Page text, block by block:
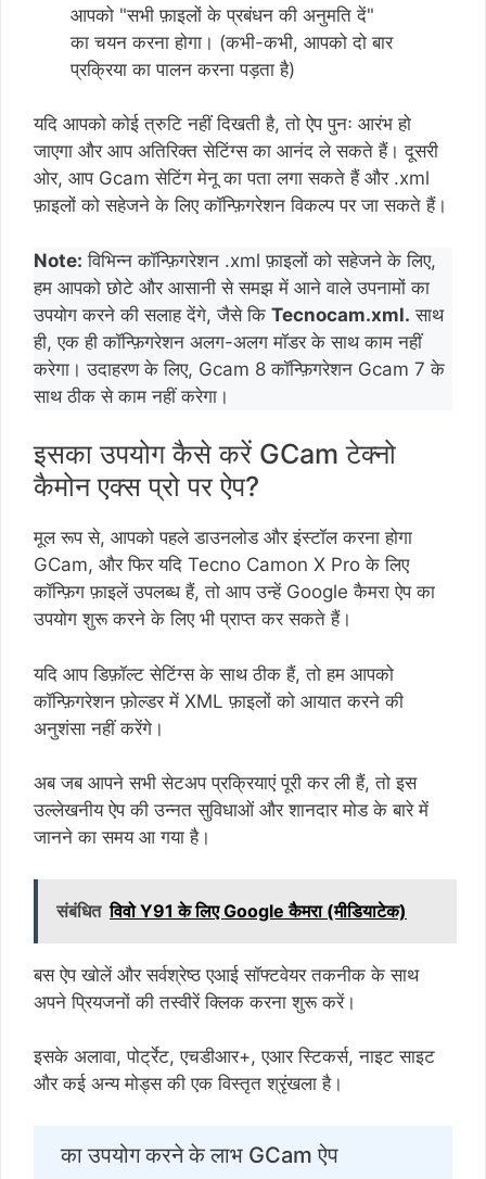
आपको "सभी फ़ाइलों के प्रबंधन की अनुमति दें"
का चयन करना होगा। (कभी-कभी, आपको दो बार
प्रक्रिया का पालन करना पड़ता है)
यदि आपको कोई त्रुटि नहीं दिखती है, तो ऐप पुनः आरंभ हो
जाएगा और आप अतिरिक्त सेटिंग्स का आनंद ले सकते हैं। दूसरी
ओर, आप Gcam सेटिंग मेनू का पता लगा सकते हैं और .xml
फ़ाइलों को सहेजने के लिए कॉन्फ़िगरेशन विकल्प पर जा सकते हैं।
Note: विभिन्न कॉन्फ़िगरेशन .xml फ़ाइलों को सहेजने के लिए,
हम आपको छोटे और आसानी से समझ में आने वाले उपनामों का
उपयोग करने की सलाह देंगे, जैसे कि Tecnocam.xml. साथ
ही, एक ही कॉन्फ़िगरेशन अलग-अलग मॉडर के साथ काम नहीं
करेगा। उदाहरण के लिए, Gcam 8 कॉन्फ़िगरेशन Gcam 7 के
साथ ठीक से काम नहीं करेगा।
इसका उपयोग कैसे करें GCam टेक्नो
कैमोन एक्स प्रो पर ऐप?
मूल रूप से, आपको पहले डाउनलोड और इंस्टॉल करना होगा
GCam, और फिर यदि Tecno Camon X Pro के लिए
कॉन्फ़िग फ़ाइलें उपलब्ध हैं, तो आप उन्हें Google कैमरा ऐप का
उपयोग शुरू करने के लिए भी प्राप्त कर सकते हैं।
यदि आप डिफ़ॉल्ट सेटिंग्स के साथ ठीक हैं, तो हम आपको
कॉन्फ़िगरेशन फ़ोल्डर में XML फ़ाइलों को आयात करने की
अनुशंसा नहीं करेंगे।
अब जब आपने सभी सेटअप प्रक्रियाएं पूरी कर ली हैं, तो इस
उल्लेखनीय ऐप की उन्नत सुविधाओं और शानदार मोड के बारे में
जानने का समय आ गया है।
संबंधित विवो Y91 के लिए Google कैमरा (मीडियाटेक)
बस ऐप खोलें और सर्वश्रेष्ठ एआई सॉफ्टवेयर तकनीक के साथ
अपने प्रियजनों की तस्वीरें क्लिक करना शुरू करें।
इसके अलावा, पोर्ट्रेट, एचडीआर+, एआर स्टिकर्स, नाइट साइट
और कई अन्य मोड्स की एक विस्तृत श्रृंखला है।
का उपयोग करने के लाभ GCam ऐप